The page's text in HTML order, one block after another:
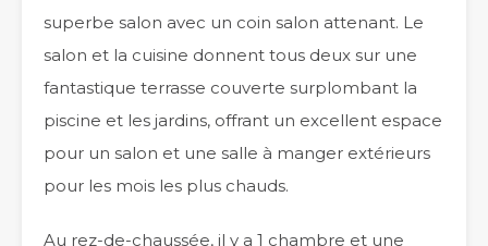
superbe salon avec un coin salon attenant. Le
salon et la cuisine donnent tous deux sur une
fantastique terrasse couverte surplombant la
piscine et les jardins, offrant un excellent espace
pour un salon et une salle à manger extérieurs
pour les mois les plus chauds.
Au rez-de-chaussée, il y a 1 chambre et une